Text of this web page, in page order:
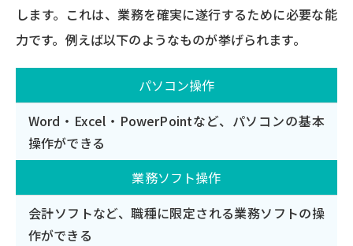
します。これは、業務を確実に遂行するために必要な能
力です。例えば以下のようなものが挙げられます。
パソコン操作
Word・Excel・PowerPointなど、パソコンの基本
操作ができる
業務ソフト操作
会計ソフトなど、職種に限定される業務ソフトの操
作ができる